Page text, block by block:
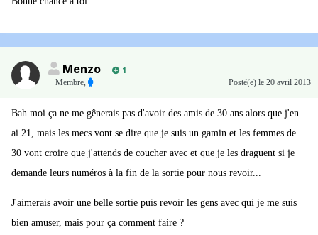
Menzo
1
Membre, Posté(e) le 20 avril 2013
Bah moi ça ne me gênerais pas d'avoir des amis de 30 ans alors que j'en
ai 21, mais les mecs vont se dire que je suis un gamin et les femmes de
30 vont croire que j'attends de coucher avec et que je les draguent si je
demande leurs numéros à la fin de la sortie pour nous revoir...
J'aimerais avoir une belle sortie puis revoir les gens avec qui je me suis
bien amuser, mais pour ça comment faire ?